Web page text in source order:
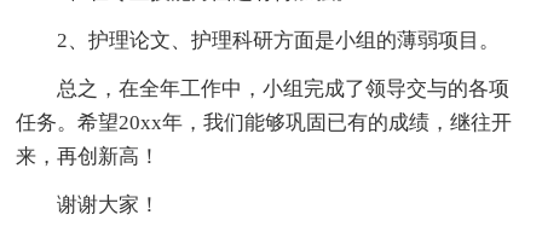
2、护理论文、护理科研方面是小组的薄弱项目。
总之，在全年工作中，小组完成了领导交与的各项
任务。希望20xx年，我们能够巩固已有的成绩，继往开
来，再创新高！
谢谢大家！